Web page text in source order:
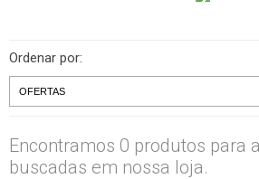
Ordenar por:
Encontramos 0 produtos para
buscadas em nossa loja.